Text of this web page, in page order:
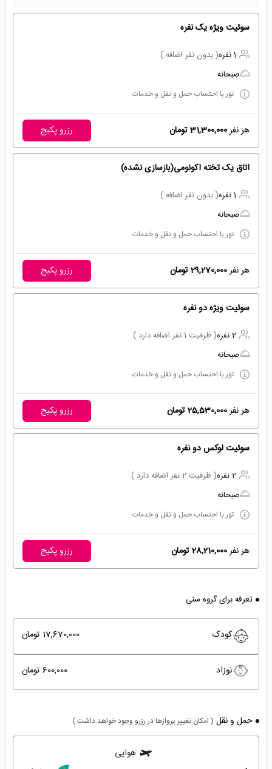
سوئیت ویژه یک نفره
1 نفره
( بدون نفر اضافه )
صبحانه
تور با احتساب حمل و نقل و خدمات
هر نفر31,300,000 تومان رزرو پکیج
اتاق یک تخته اکونومی(بازسازی نشده)
1 نفره
( بدون نفر اضافه )
صبحانه
تور با احتساب حمل و نقل و خدمات
هر نفر29,270,000 تومان رزرو پکیج
سوئیت ویژه دو نفره
2 نفره
( ظرفیت 1 نفر اضافه دارد )
صبحانه
تور با احتساب حمل و نقل و خدمات
هر نفر25,530,000 تومان رزرو پکیج
سوئیت لوكس دو نفره
2 نفره
( ظرفیت 2 نفر اضافه دارد )
صبحانه
تور با احتساب حمل و نقل و خدمات
هر نفر28,210,000 تومان رزرو پکیج
تعرفه برای گروه سنی
کودک 17,670,000 تومان
نوزاد 600,000 تومان
حمل و نقل ( امکان تغییر پروازها در رزرو وجود خواهد داشت )
هوایی